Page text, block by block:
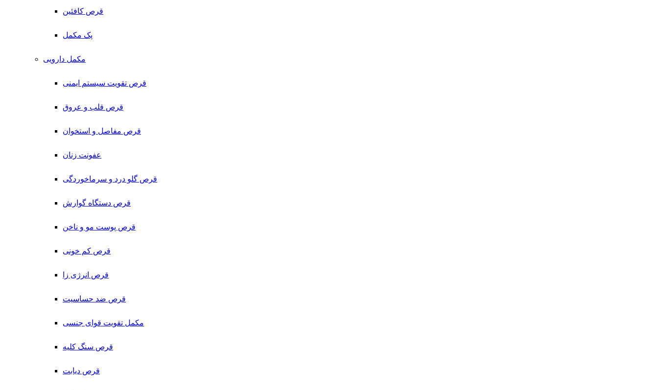
قرص کافئین
پک مکمل
مکمل دارویی
قرص تقویت سیستم ایمنی
قرص قلب و عروق
قرص مفاصل و استخوان
عفونت زنان
قرص گلو درد و سرماخوردگی
قرص دستگاه گوارش
قرص پوست مو و ناخن
قرص کم خونی
قرص انرژی زا
قرص ضد حساسیت
مکمل تقویت قوای جنسی
قرص سنگ کلیه
قرص دیابت